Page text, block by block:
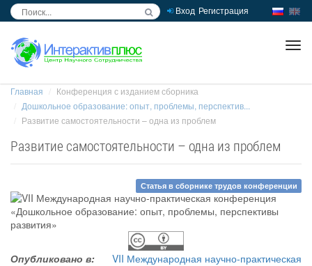
Вход Регистрация
Главная
Конференция с изданием сборника
Дошкольное образование: опыт, проблемы, перспектив...
Развитие самостоятельности – одна из проблем
Развитие самостоятельности – одна из проблем
Статья в сборнике трудов конференции
Опубликовано в:
VII Международная научно-практическая